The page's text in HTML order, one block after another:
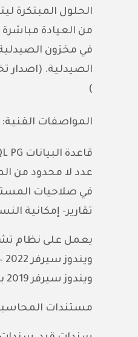
الحلول المبتكرة
من العيادة مباشرة
في مخزون
)
المواصفات الفنية:
عدد لا محدود من
في صلاحيات
تقارير- إمكانية
ويندوز سيرفر 2019 بتقنية 64بت
مستندات